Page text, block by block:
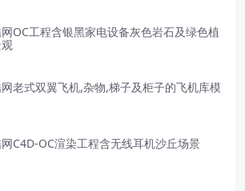
OC工程含银黑家电设备灰色岩石及绿色植
老式双翼飞机,杂物,梯子及柜子的飞机库模
C4D-OC渲染工程含无线耳机沙丘场景